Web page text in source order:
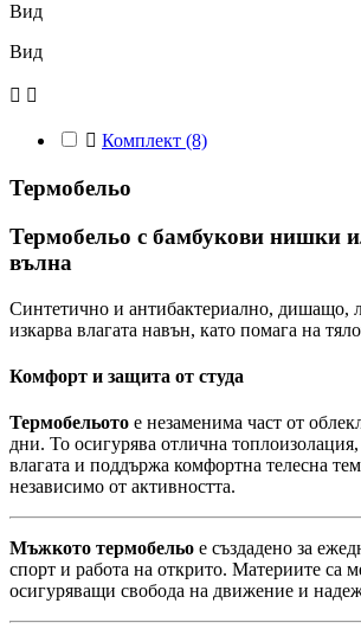
Вид
Вид
 
 Комплект (8)
Термобельо
Термобельо с бамбукови нишки
вълна
Синтетично и антибактериално, дишащо,
изкарва влагата навън, като помага на
Комфорт и защита от студа
Термобельото е незаменима част от
дни. То осигурява отлична
влагата и поддържа комфортна телесна
независимо от активността.
Мъжкото термобельо е създадено за
спорт и работа на открито. Материите са
осигуряващи свобода на движение и